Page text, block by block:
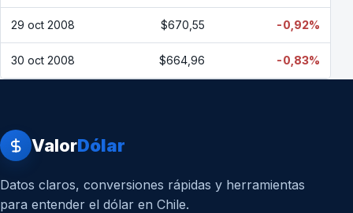
29 oct 2008 $670,55 -0,92%
30 oct 2008 $664,96 -0,83%
ValorDólar
Datos claros, conversiones rápidas y herramientas
para entender el dólar en Chile.